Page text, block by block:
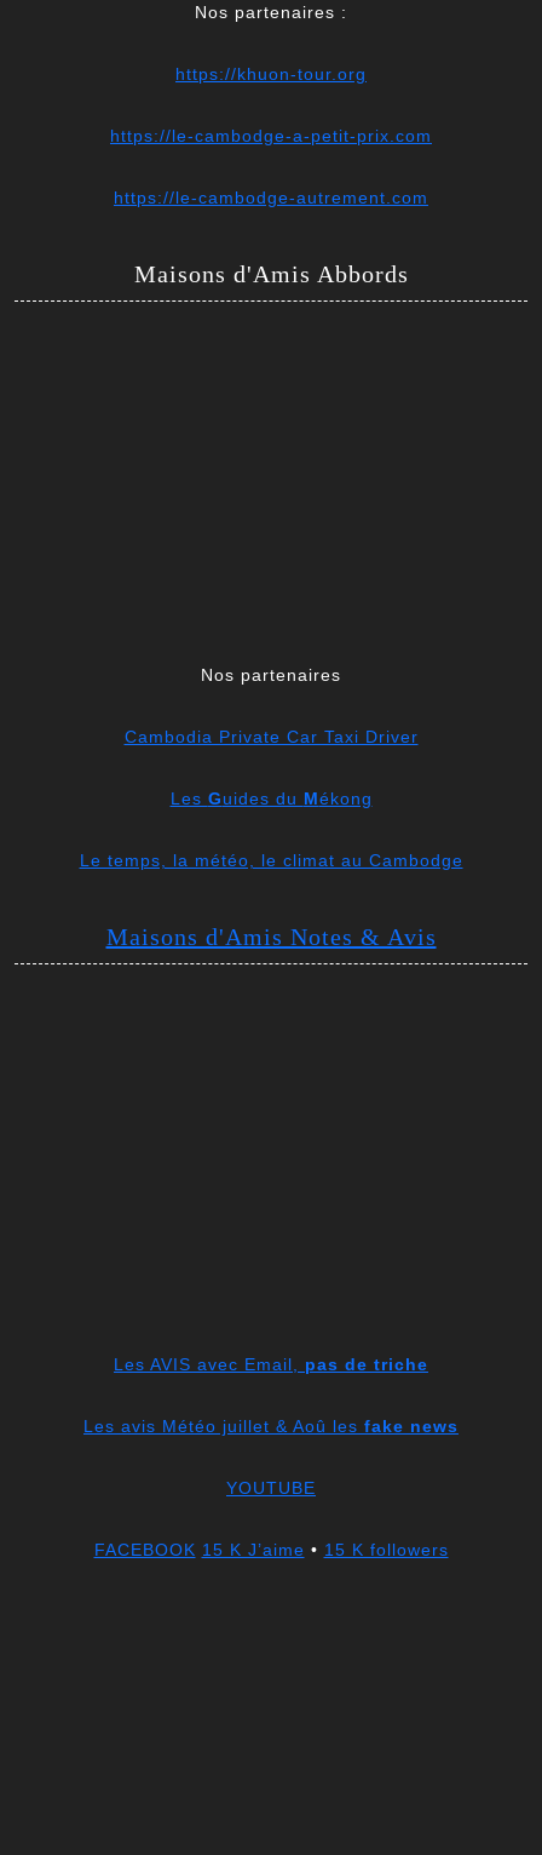
Nos partenaires :
https://khuon-tour.org
https://le-cambodge-a-petit-prix.com
https://le-cambodge-autrement.com
Maisons d'Amis Abbords
Nos partenaires
Cambodia Private Car Taxi Driver
Les Guides du Mékong
Le temps, la météo, le climat au Cambodge
Maisons d'Amis Notes & Avis
Les AVIS avec Email, pas de triche
Les avis Météo juillet & Aoû les fake news
YOUTUBE
FACEBOOK 15 K J’aime • 15 K followers